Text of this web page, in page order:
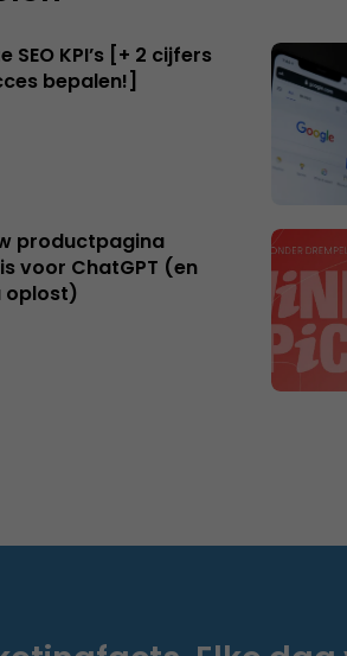
KPI’s [+ 2 cijfers
bepalen!]
productpagina
voor ChatGPT (en
oplost)